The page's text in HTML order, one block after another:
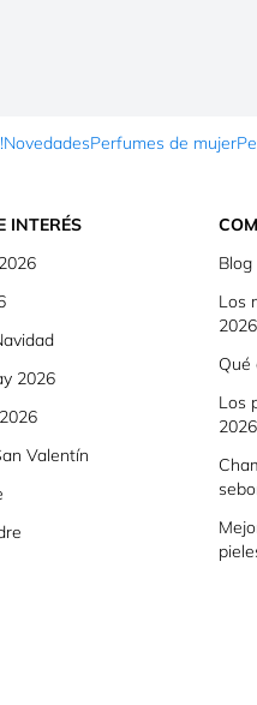
NovedadesPerfumes de mujer
INTERÉS
2026
Valentín
Blog
Los
2026
Qué
Los
2026